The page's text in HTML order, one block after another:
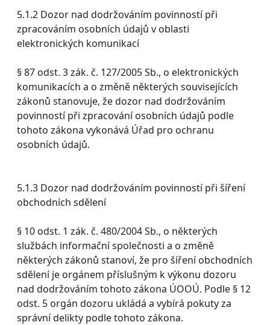
5.1.2 Dozor nad dodržováním povinností při
zpracováním osobních údajů v oblasti
elektronických komunikací
§ 87 odst. 3 zák. č. 127/2005 Sb., o elektronických
komunikacích a o změně některých souvisejících
zákonů stanovuje, že dozor nad dodržováním
povinností při zpracování osobních údajů podle
tohoto zákona vykonává Úřad pro ochranu
osobních údajů.
5.1.3 Dozor nad dodržováním povinností při šíření
obchodních sdělení
§ 10 odst. 1 zák. č. 480/2004 Sb., o některých
službách informační společnosti a o změně
některých zákonů stanoví, že pro šíření obchodních
sdělení je orgánem příslušným k výkonu dozoru
nad dodržováním tohoto zákona ÚOOÚ. Podle § 12
odst. 5 orgán dozoru ukládá a vybírá pokuty za
správní delikty podle tohoto zákona.